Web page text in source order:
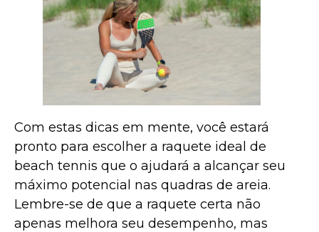
Com estas dicas em mente, você estará
pronto para escolher a raquete ideal de
beach tennis que o ajudará a alcançar seu
máximo potencial nas quadras de areia.
Lembre-se de que a raquete certa não
apenas melhora seu desempenho, mas